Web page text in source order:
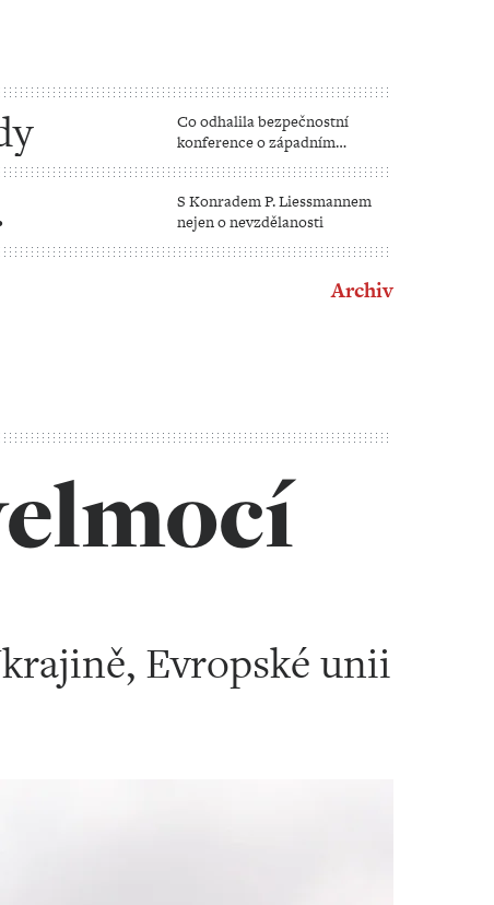
Co odhalila bezpečnostní
konference o západním
uvažování
S Konradem P. Liessmannem
nejen o nevzdělanosti
Archiv
Evropské unii